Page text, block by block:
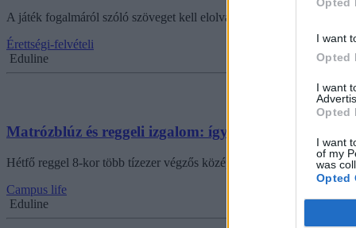
I want
Opted
I want
Opted
I want
of my
was
Opted
A játék fogalmáról szóló szöveget kell elolvasniuk és értelmezniük a
Érettségi-felvételi
Eduline
Matrózblúz és reggeli izgalom: így kezdődött a mai
Hétfő reggel 8-kor több tízezer végzős középiskolás kezdte meg a
Campus life
Eduline